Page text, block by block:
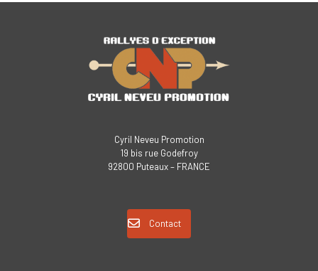
Cyril Neveu Promotion
19 bis rue Godefroy
92800 Puteaux – FRANCE
Contact